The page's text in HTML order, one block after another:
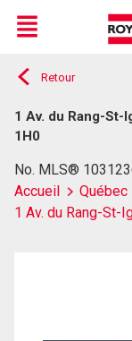
Live
En Direct
Menu
Retour
1 Av. du Rang-St-
1H0
No. MLS®
Accueil
Québec
1 Av. du Rang-St-